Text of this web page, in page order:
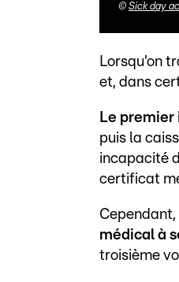
© Sick day
Lorsqu'on
et, dans
Le premier
puis la
incapacité
certificat
Cependant,
médical à
troisième